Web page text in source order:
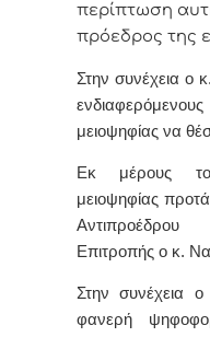
περίπτωση
πρόεδρος της
Στην συνέχεια ο
μειοψηφίας να
Eκ μέρους
μειοψηφίας
Επιτροπής ο κ.
Στην συνέχεια
φανερή